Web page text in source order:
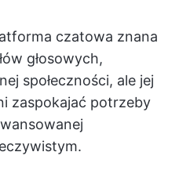
czatowa znana
głosowych,
społeczności, ale jej
zaspokajać potrzeby